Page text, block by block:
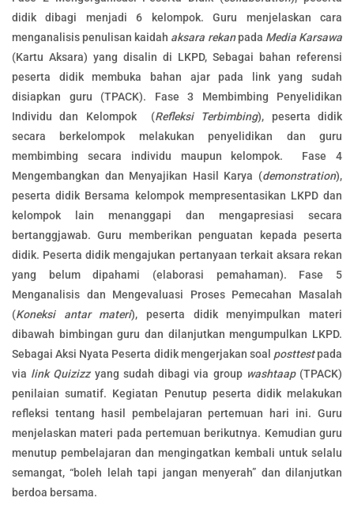
didik dibagi menjadi 6 kelompok. Guru menjelaskan cara
menganalisis penulisan kaidah aksara rekanpada Media Karsawa
(Kartu Aksara) yang disalin di LKPD, Sebagai bahan referensi
peserta didik membuka bahan ajar pada link yang sudah
disiapkan guru (TPACK). Fase 3 Membimbing Penyelidikan
Individu dan Kelompok (Refleksi Terbimbing), peserta didik
secara berkelompok melakukan penyelidikan dan guru
membimbing secara individu maupun kelompok. Fase 4
Mengembangkan dan Menyajikan Hasil Karya (demonstration),
peserta didik Bersama kelompok mempresentasikan LKPD dan
kelompok lain menanggapi dan mengapresiasi secara
bertanggjawab. Guru memberikan penguatan kepada peserta
didik. Peserta didik mengajukan pertanyaan terkait aksara rekan
yang belum dipahami (elaborasi pemahaman). Fase 5
Menganalisis dan Mengevaluasi Proses Pemecahan Masalah
(Koneksi antar materi), peserta didik menyimpulkan materi
dibawah bimbingan guru dan dilanjutkan mengumpulkan LKPD.
Sebagai Aksi Nyata Peserta didik mengerjakan soal posttestpada
via link Quizizz yang sudah dibagi via group washtaap(TPACK)
penilaian sumatif. Kegiatan Penutup peserta didik melakukan
refleksi tentang hasil pembelajaran pertemuan hari ini. Guru
menjelaskan materi pada pertemuan berikutnya. Kemudian guru
menutup pembelajaran dan mengingatkan kembali untuk selalu
semangat, “boleh lelah tapi jangan menyerah” dan dilanjutkan
berdoa bersama.